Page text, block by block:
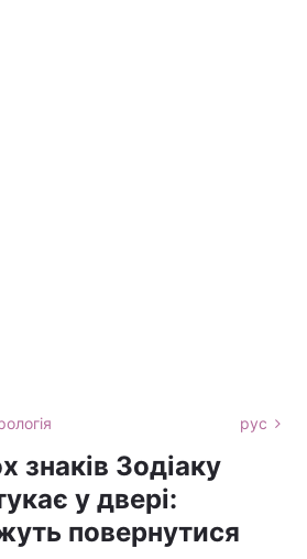
рус
знаків Зодіаку
у двері:
повернутися